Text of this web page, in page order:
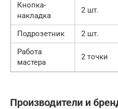
Кнопка-
накладка
2 шт.
Подрозетник 2 шт.
Работа
мастера
2 точки
Производители и